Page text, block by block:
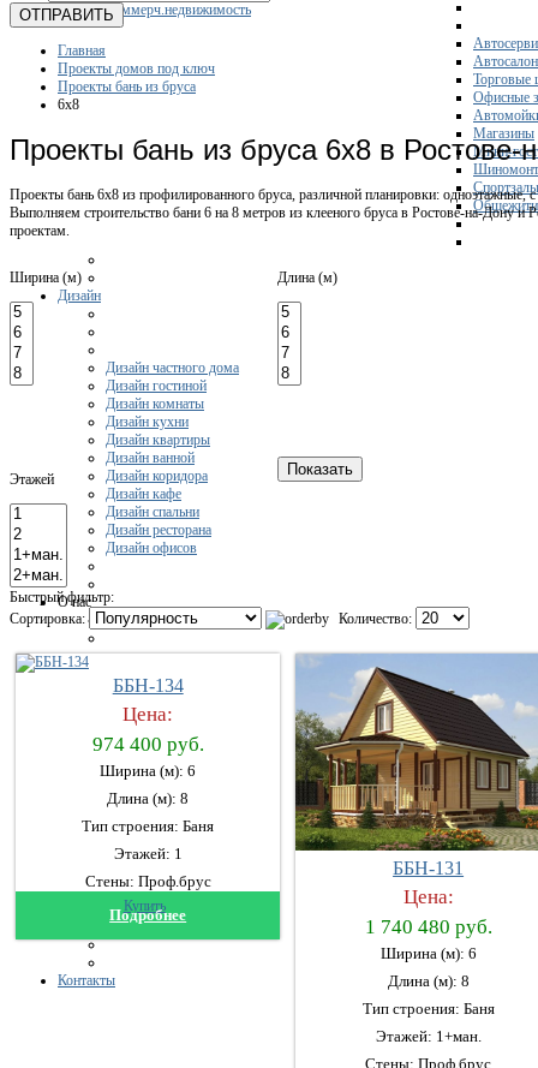
Коммерч.недвижимость
Торговые
Офисные
Магазины
Мини-
Спортзалы
Дизайн
Дизайн частного дома
Дизайн гостиной
Дизайн комнаты
Дизайн кухни
Дизайн квартиры
Дизайн ванной
Дизайн коридора
Дизайн кафе
Дизайн спальни
Дизайн ресторана
Дизайн офисов
О нас
Сертификаты
Вакансии
О компании
Портфолио
портфолио - Дома
портфолио - Гаражи
портфолио - Бани
Портфолио - Ремонт
Контакты
ОТПРАВИТЬ
Главная
Проекты домов под ключ
Проекты бань из бруса
6x8
Проекты бань из бруса 6х8 в Ростове-
Проекты бань 6х8 из профилированного бруса, различной планировки: одноэтажные,
Выполняем строительство бани 6 на 8 метров из клееного бруса в Ростове-на-Дону и
проектам.
Ширина (м) Длина (м)
Этажей
Быстрый фильтр:
Сортировка:
Количество:
ББН-134
Цена:
974 400 руб.
Ширина (м): 6
Длина (м): 8
Тип строения: Баня
Этажей: 1
Стены: Проф.брус
Купить
Подробнее
ББН-131
Цена:
1 740 480 руб.
Ширина (м): 6
Длина (м): 8
Тип строения: Баня
Этажей: 1+ман.
Стены: Проф.брус